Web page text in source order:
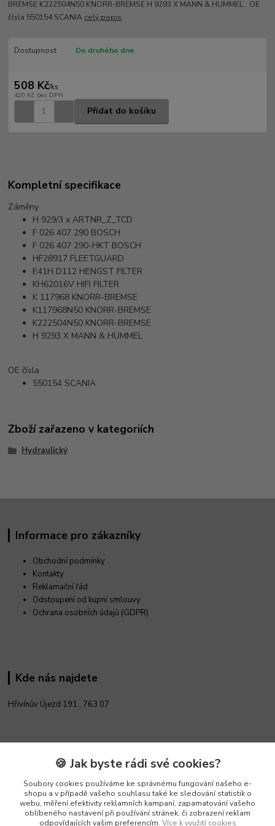
BREMSE K222504N50 KNORR-BREMSE H 9293 X MANN & HUMMEL OE
čísla 550154 SCANIA celý popis
Dostupnost Do druhého dne
508 Kč/ks
420 Kč bez DPH
Přidat do košíku
Kompletní specifikace
Záměny
H 929/3 x ARTNR_Z_TCD
F 026 407 290 BOSCH
F 026 407 290-HKT BOSCH
HF28917 FLEETGUARD
E41H D112 HENGST FILTER
KH62016V HIFI FILTER
K 117968 KNORR-BREMSE
K117968N50 KNORR-BREMSE
K222504N50 KNORR-BREMSE
H 9293 X MANN & HUMMEL
OE čísla
550154 SCANIA
Zboží zařazeno v kategoriích
Hydraulický
Informace pro zákazníky
Obchodní podmínky
Kontakty
Reklamační řád
Odstoupení od kupní smlouvy
Ochrana osobních údajů (GDPR)
Kde nás najdete
Hřivínův Újezd 191 , 763 07
Kontakty
Vedoucí e-shopu
+420 602 552 766
(Po-Pá, 6:30-15 hod.)
🍪 Jak byste rádi své cookies?
Soubory cookies používáme ke správnému fungování našeho e-
shopu a v případě vašeho souhlasu také ke sledování statistik o
webu, měření efektivity reklamních kampaní, zapamatování vašeho
oblíbeného nastavení při používání stránek, či zobrazení reklam
odpovídajících vašim preferencím. Více k využití cookies